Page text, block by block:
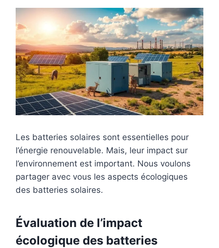
Les batteries solaires sont essentielles pour
l’énergie renouvelable. Mais, leur impact sur
l’environnement est important. Nous voulons
partager avec vous les aspects écologiques
des batteries solaires.
Évaluation de l’impact
écologique des batteries